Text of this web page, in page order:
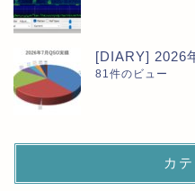
[DIARY] 2026
81件のビュー
カ